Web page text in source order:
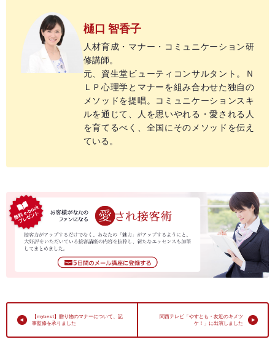
樋口 智香子
人材育成・マナー・コミュニケーション研
修講師。
元、資生堂ビューティコンサルタント。Ｎ
ＬＰ心理学とマナーを組み合わせた独自の
メソッドを提唱。コミュニケーションスキ
ルを通じて、人を思いやれる・愛される人
を育てるべく、全国にそのメソッドを伝え
ている。
【mybest】贈り物のマナーについて、記
事監修を承りました
関西テレビ「やすとも・友近のキメツ
ケ！」に出演しました